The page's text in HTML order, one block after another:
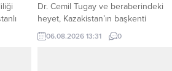
yaptı.
Dr. Cemil Tugay ve beraberindeki
heyet, Kazakistan’ın başkenti
Astana’da Türkiye Cumhuriyeti
Astana Büyükelçiliği ile Kazakistan
06.08.2026 13:31 0